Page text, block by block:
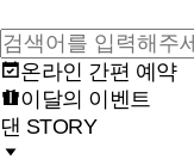
온라인 간편 예약
이달의 이벤트
댄 STORY